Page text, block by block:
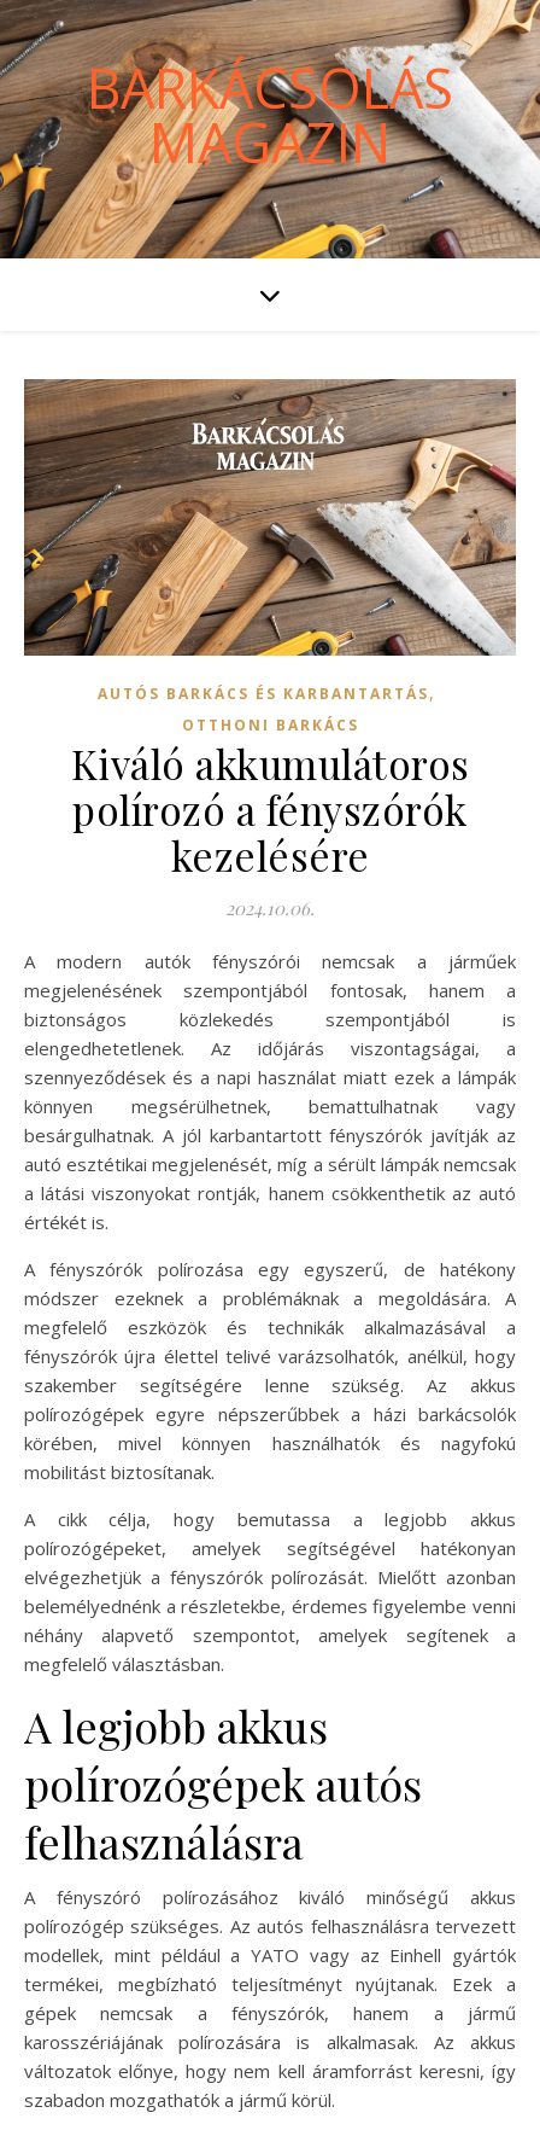
BARKÁCSOLÁS
MAGAZIN
AUTÓS BARKÁCS ÉS KARBANTARTÁS,
OTTHONI BARKÁCS
Kiváló akkumulátoros
polírozó a fényszórók
kezelésére
2024.10.06.
A modern autók fényszórói nemcsak a járműek
megjelenésének szempontjából fontosak, hanem a
biztonságos közlekedés szempontjából is
elengedhetetlenek. Az időjárás viszontagságai, a
szennyeződések és a napi használat miatt ezek a lámpák
könnyen megsérülhetnek, bemattulhatnak vagy
besárgulhatnak. A jól karbantartott fényszórók javítják az
autó esztétikai megjelenését, míg a sérült lámpák nemcsak
a látási viszonyokat rontják, hanem csökkenthetik az autó
értékét is.
A fényszórók polírozása egy egyszerű, de hatékony
módszer ezeknek a problémáknak a megoldására. A
megfelelő eszközök és technikák alkalmazásával a
fényszórók újra élettel telivé varázsolhatók, anélkül, hogy
szakember segítségére lenne szükség. Az akkus
polírozógépek egyre népszerűbbek a házi barkácsolók
körében, mivel könnyen használhatók és nagyfokú
mobilitást biztosítanak.
A cikk célja, hogy bemutassa a legjobb akkus
polírozógépeket, amelyek segítségével hatékonyan
elvégezhetjük a fényszórók polírozását. Mielőtt azonban
belemélyednénk a részletekbe, érdemes figyelembe venni
néhány alapvető szempontot, amelyek segítenek a
megfelelő választásban.
A legjobb akkus
polírozógépek autós
felhasználásra
A fényszóró polírozásához kiváló minőségű akkus
polírozógép szükséges. Az autós felhasználásra tervezett
modellek, mint például a YATO vagy az Einhell gyártók
termékei, megbízható teljesítményt nyújtanak. Ezek a
gépek nemcsak a fényszórók, hanem a jármű
karosszériájának polírozására is alkalmasak. Az akkus
változatok előnye, hogy nem kell áramforrást keresni, így
szabadon mozgathatók a jármű körül.